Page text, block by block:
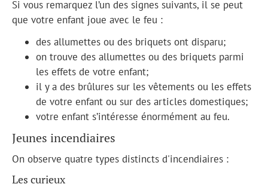
Si vous remarquez l’un des signes suivants, il se peut
que votre enfant joue avec le feu :
des allumettes ou des briquets ont disparu;
on trouve des allumettes ou des briquets parmi
les effets de votre enfant;
il y a des brûlures sur les vêtements ou les effets
de votre enfant ou sur des articles domestiques;
votre enfant s’intéresse énormément au feu.
Jeunes incendiaires
On observe quatre types distincts d'incendiaires :
Les curieux